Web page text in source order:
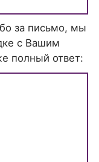
за письмо, мы
с Вашим
полный ответ: